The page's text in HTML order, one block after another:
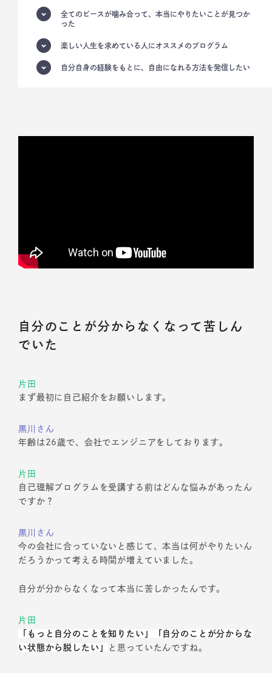
全てのピースが噛み合って、本当にやりたいことが見つか
った
楽しい人生を求めている人にオススメのプログラム
自分自身の経験をもとに、自由になれる方法を発信したい
自分のことが分からなくなって苦しん
でいた
片田
まず最初に自己紹介をお願いします。
黒川さん
年齢は26歳で、会社でエンジニアをしております。
片田
自己理解プログラムを受講する前はどんな悩みがあったん
ですか？
黒川さん
今の会社に合っていないと感じて、本当は何がやりたいん
だろうかって考える時間が増えていました。
自分が分からなくなって本当に苦しかったんです。
片田
「もっと自分のことを知りたい」「自分のことが分からな
い状態から脱したい」
と思っていたんですね。